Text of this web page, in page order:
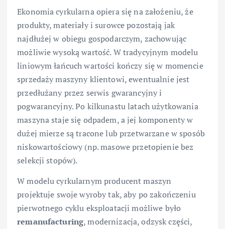
Ekonomia cyrkularna opiera się na założeniu, że
produkty, materiały i surowce pozostają jak
najdłużej w obiegu gospodarczym, zachowując
możliwie wysoką wartość. W tradycyjnym modelu
liniowym łańcuch wartości kończy się w momencie
sprzedaży maszyny klientowi, ewentualnie jest
przedłużany przez serwis gwarancyjny i
pogwarancyjny. Po kilkunastu latach użytkowania
maszyna staje się odpadem, a jej komponenty w
dużej mierze są tracone lub przetwarzane w sposób
niskowartościowy (np. masowe przetopienie bez
selekcji stopów).
W modelu cyrkularnym producent maszyn
projektuje swoje wyroby tak, aby po zakończeniu
pierwotnego cyklu eksploatacji możliwe było
remanufacturing, modernizacja, odzysk części,